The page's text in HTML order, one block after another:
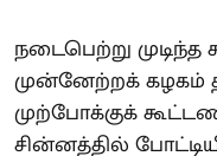
நடைபெற்று முடிந்த
முன்னேற்றக் கழகம்
முற்போக்குக்
சின்னத்தில்